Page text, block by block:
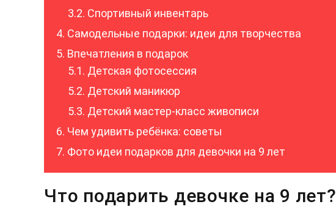
Спортивный инвентарь
Самодельные подарки: идеи для творчества
Впечатления в подарок
Детская фотосессия
Детский маникюр
Детский мастер-класс живописи
Чем удивить ребёнка: советы
Фото идеи подарков для девочки на 9 лет
Что подарить девочке на 9 лет?